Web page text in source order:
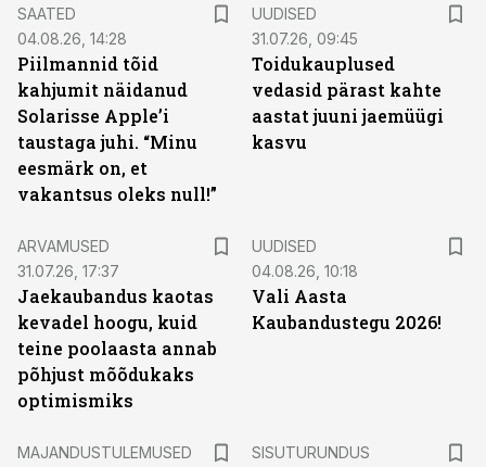
SAATED
04.08.26, 14:28
Piilmannid tõid
kahjumit näidanud
Solarisse Apple’i
taustaga juhi. “Minu
eesmärk on, et
vakantsus oleks null!”
UUDISED
31.07.26, 09:45
Toidukauplused
vedasid pärast kahte
aastat juuni jaemüügi
kasvu
ARVAMUSED
31.07.26, 17:37
Jaekaubandus kaotas
kevadel hoogu, kuid
teine poolaasta annab
põhjust mõõdukaks
optimismiks
UUDISED
04.08.26, 10:18
Vali Aasta
Kaubandustegu 2026!
MAJANDUSTULEMUSED
SISUTURUNDUS